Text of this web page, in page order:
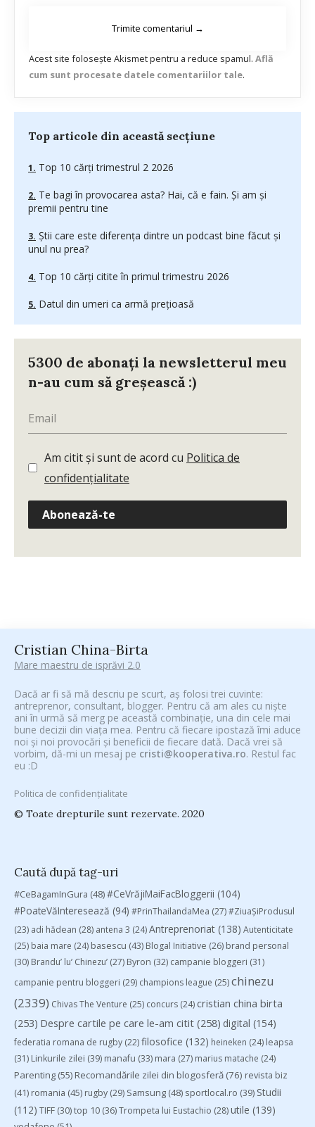
Acest site folosește Akismet pentru a reduce spamul. Află
cum sunt procesate datele comentariilor tale.
Top articole din această secțiune
Top 10 cărți trimestrul 2 2026
Te bagi în provocarea asta? Hai, că e fain. Și am și
premii pentru tine
Știi care este diferența dintre un podcast bine făcut și
unul nu prea?
Top 10 cărți citite în primul trimestru 2026
Datul din umeri ca armă prețioasă
5300 de abonați la newsletterul meu
n-au cum să greșească :)
Am citit și sunt de acord cu Politica de
confidențialitate
Abonează-te
Cristian China-Birta
Mare maestru de isprăvi 2.0
Dacă ar fi să mă descriu pe scurt, aș folosi trei cuvinte:
antreprenor, consultant, blogger. Pentru că am ales cu niște
ani în urmă să merg pe această combinație, una din cele mai
bune decizii din viața mea. Pentru că fiecare ipostază îmi aduce
noi și noi provocări și beneficii de fiecare dată. Dacă vrei să
vorbim, dă-mi un mesaj pe cristi@kooperativa.ro. Restul fac
eu :D
Politica de confidențialitate
© Toate drepturile sunt rezervate. 2020
Caută după tag-uri
#CeBagamInGura (48)#CeVrăjiMaiFacBloggerii (104)
#PoateVăInteresează (94) #PrinThailandaMea (27)#ZiuaȘiProdusul
(23) adi hădean (28) antena 3 (24)Antreprenoriat (138) Autenticitate
(25) baia mare (24) basescu (43) Blogal Initiative (26) brand personal
(30) Brandu’ lu’ Chinezu’ (27) Byron (32) campanie bloggeri (31)
campanie pentru bloggeri (29) champions league (25)chinezu
(2339) Chivas The Venture (25) concurs (24)cristian china birta
(253) Despre cartile pe care le-am citit (258) digital (154)
federatia romana de rugby (22)filosofice (132) heineken (24) leapsa
(31) Linkurile zilei (39) manafu (33) mara (27) marius matache (24)
Parenting (55) Recomandările zilei din blogosferă (76) revista biz
(41) romania (45) rugby (29) Samsung (48) sportlocal.ro (39) Studii
(112) TIFF (30)top 10 (36)Trompeta lui Eustachio (28)utile (139)